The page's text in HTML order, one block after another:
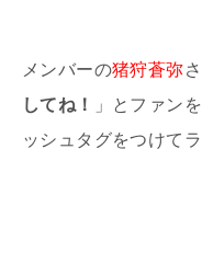
メンバーの猪狩蒼弥
してね！
」とファン
ッシュタグをつけて